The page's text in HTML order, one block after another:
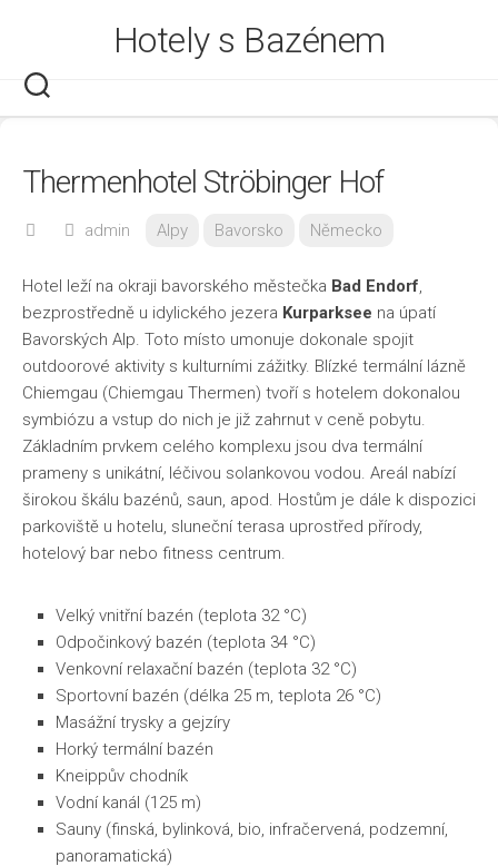
Hotely s Bazénem
Thermenhotel Ströbinger Hof
admin Alpy Bavorsko Německo
Hotel leží na okraji bavorského městečka Bad Endorf,
bezprostředně u idylického jezera Kurparksee na úpatí
Bavorských Alp. Toto místo umonuje dokonale spojit
outdoorové aktivity s kulturními zážitky. Blízké termální lázně
Chiemgau (Chiemgau Thermen) tvoří s hotelem dokonalou
symbiózu a vstup do nich je již zahrnut v ceně pobytu.
Základním prvkem celého komplexu jsou dva termální
prameny s unikátní, léčivou solankovou vodou. Areál nabízí
širokou škálu bazénů, saun, apod. Hostům je dále k dispozici
parkoviště u hotelu, sluneční terasa uprostřed přírody,
hotelový bar nebo fitness centrum.
Velký vnitřní bazén (teplota 32 °C)
Odpočinkový bazén (teplota 34 °C)
Venkovní relaxační bazén (teplota 32 °C)
Sportovní bazén (délka 25 m, teplota 26 °C)
Masážní trysky a gejzíry
Horký termální bazén
Kneippův chodník
Vodní kanál (125 m)
Sauny (finská, bylinková, bio, infračervená, podzemní,
panoramatická)